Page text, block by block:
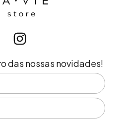
das nossas novidades!